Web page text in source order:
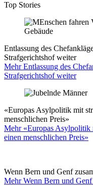
Top Stories
Entlassung des
Strafgerichtshof weiter
Mehr Entlassung des
Strafgerichtshof weiter
«Europas Asylpolitik mit
menschlichen Preis»
Mehr «Europas Asylpolitik
einen menschlichen Preis»
Wenn Bern und Genf
Mehr Wenn Bern und Genf